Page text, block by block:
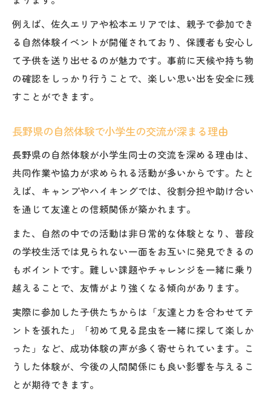
例えば、佐久エリアや松本エリアでは、親子で参加でき
る自然体験イベントが開催されており、保護者も安心し
て子供を送り出せるのが魅力です。事前に天候や持ち物
の確認をしっかり行うことで、楽しい思い出を安全に残
すことができます。
長野県の自然体験で小学生の交流が深まる理由
長野県の自然体験が小学生同士の交流を深める理由は、
共同作業や協力が求められる活動が多いからです。たと
えば、キャンプやハイキングでは、役割分担や助け合い
を通じて友達との信頼関係が築かれます。
また、自然の中での活動は非日常的な体験となり、普段
の学校生活では見られない一面をお互いに発見できるの
もポイントです。難しい課題やチャレンジを一緒に乗り
越えることで、友情がより強くなる傾向があります。
実際に参加した子供たちからは「友達と力を合わせてテ
ントを張れた」「初めて見る昆虫を一緒に探して楽しか
った」など、成功体験の声が多く寄せられています。こ
うした体験が、今後の人間関係にも良い影響を与えるこ
とが期待できます。